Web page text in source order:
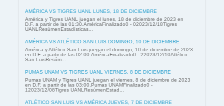
AMÉRICA VS TIGRES UANL LUNES, 18 DE DICIEMBRE
América y Tigres UANL juegan el lunes, 18 de diciembre de 2023 en
D.F. a partir de las 01:30.AméricaFinalizado0 - 02023/12/18Tigres
UANLResúmenEstadísticas...
AMÉRICA VS ATLÉTICO SAN LUIS DOMINGO, 10 DE DICIEMBRE
América y Atlético San Luis juegan el domingo, 10 de diciembre de 2023
en D.F. a partir de las 02:00.AméricaFinalizado0 - 22023/12/10Atlético
San LuisResúm...
PUMAS UNAM VS TIGRES UANL VIERNES, 8 DE DICIEMBRE
Pumas UNAM y Tigres UANL juegan el viernes, 8 de diciembre de 2023
en D.F. a partir de las 03:00.Pumas UNAMFinalizado0 -
12023/12/08Tigres UANLResúmenEstad...
ATLÉTICO SAN LUIS VS AMÉRICA JUEVES, 7 DE DICIEMBRE